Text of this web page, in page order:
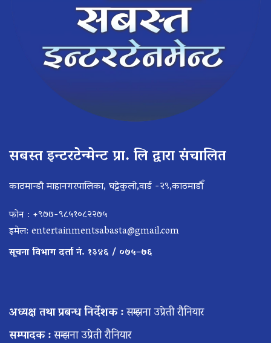
सबस्त इन्टरटेन्मेन्ट प्रा. लि द्वारा संचालित
काठमान्डौ माहानगरपालिका, घट्टेकुलो,वार्ड -२९,काठमाडौँ
फोन : +९७७-९८५१०८२२७५
इमेल: entertainmentsabasta@gmail.com
सूचना विभाग दर्ता नं. १३४६ / ०७५–७६
अध्यक्ष तथा प्रबन्ध निर्देशक :सम्झना उप्रेती रौनियार
सम्पादक :सम्झना उप्रेती रौनियार